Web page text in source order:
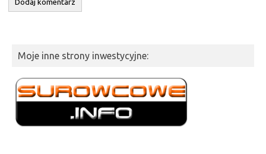
Moje inne strony inwestycyjne: